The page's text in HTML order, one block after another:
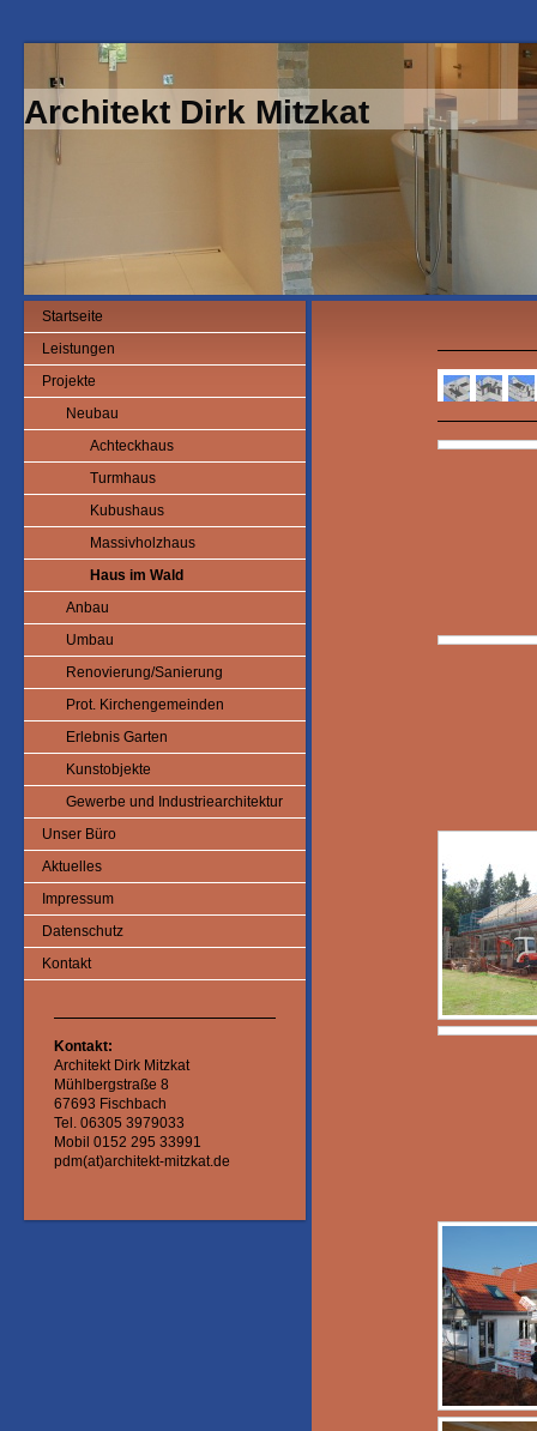
Architekt Dirk Mitzkat
Startseite
Leistungen
Projekte
Neubau
Achteckhaus
Turmhaus
Kubushaus
Massivholzhaus
Haus im Wald
Anbau
Umbau
Renovierung/Sanierung
Prot. Kirchengemeinden
Erlebnis Garten
Kunstobjekte
Gewerbe und Industriearchitektur
Unser Büro
Aktuelles
Impressum
Datenschutz
Kontakt
Kontakt:
Architekt Dirk Mitzkat
Mühlbergstraße 8
67693 Fischbach
Tel. 06305 3979033
Mobil 0152 295 33991
pdm(at)architekt-mitzkat.de